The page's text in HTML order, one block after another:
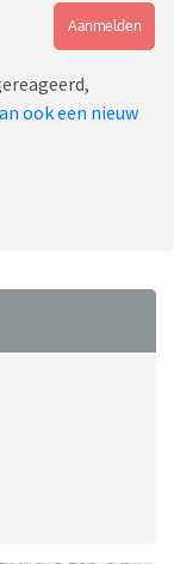
Aanmelden
ook een nieuw